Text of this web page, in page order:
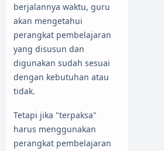
berjalannya waktu, guru
akan mengetahui
perangkat pembelajaran
yang disusun dan
digunakan sudah sesuai
dengan kebutuhan atau
tidak.
Tetapi jika "terpaksa"
harus menggunakan
perangkat pembelajaran